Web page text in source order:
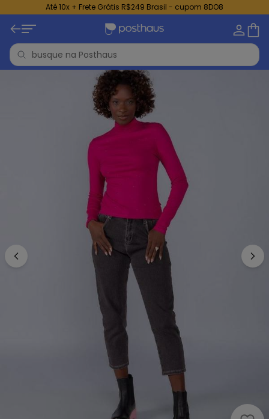
Até 10x + Frete Grátis R$249 Brasil - cupom 8DO8